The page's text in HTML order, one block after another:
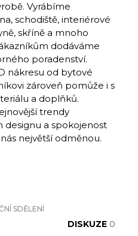
Vyrábíme
schodiště, interiérové
skříně a mnoho
dodáváme
poradenství.
nákresu od bytové
zároveň pomůže i s
a doplňků.
trendy
designu a spokojenost
největší odměnou.
SDĚLENÍ
DISKUZE 0